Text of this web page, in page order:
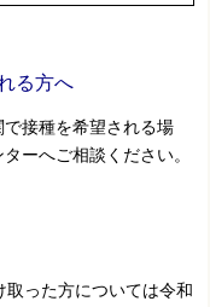
る方へ
接種を希望される場
ーへご相談ください。
った方については令和